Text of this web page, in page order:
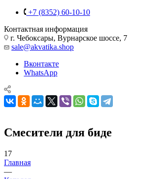
+7 (8352) 60-10-10
Контактная информация
г. Чебоксары, Вурнарское шоссе, 7
sale@akvatika.shop
Вконтакте
WhatsApp
Смесители для биде
17
Главная
—